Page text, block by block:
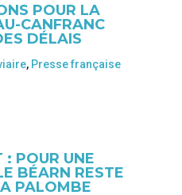
POUR LA
CANFRANC
DÉLAIS
, Presse française
: POUR UNE
BÉARN RESTE
PALOMBE